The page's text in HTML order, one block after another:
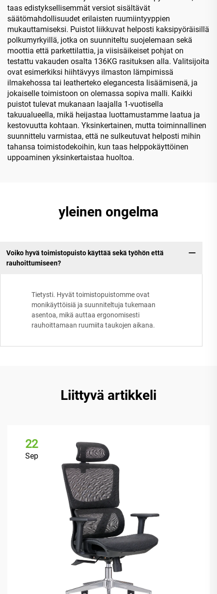
taas edistyksellisemmät versiot sisältävät
säätömahdollisuudet erilaisten ruumiintyyppien
mukauttamiseksi. Puistot liikkuvat helposti kaksipyöräisillä
polkumyrkyillä, jotka on suunniteltu suojelemaan sekä
moottia että parkettilattia, ja viisisäikeiset pohjat on
testattu vakauden osalta 136KG rasituksen alla. Valitsijoita
ovat esimerkiksi hiihtävyys ilmaston lämpimissä
ilmakehossa tai leatherteko elegancesta lisäämisenä, ja
jokaiselle toimistoon on olemassa sopiva malli. Kaikki
puistot tulevat mukanaan laajalla 1-vuotisella
takuualueella, mikä heijastaa luottamustamme laatua ja
kestovuutta kohtaan. Yksinkertainen, mutta toiminnallinen
suunnittelu varmistaa, että ne sulkeutuvat helposti mihin
tahansa toimistodekoihin, kun taas helppokäyttöinen
uppoaminen yksinkertaistaa huoltoa.
yleinen ongelma
Voiko hyvä toimistopuisto käyttää sekä työhön että
rauhoittumiseen?
Tietysti. Hyvät toimistopuistomme ovat
monikäyttöisiä ja suunniteltuja tukemaan
asentoa, mikä auttaa ergonomisesti
rauhoittamaan ruumiita taukojen aikana.
Liittyvä artikkeli
22
Sep